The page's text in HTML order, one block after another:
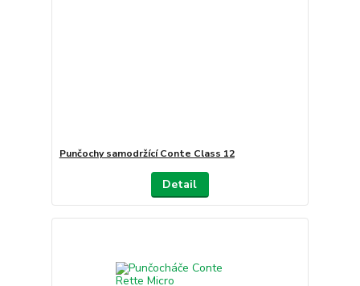
Punčochy samodržící Conte Class 12
Detail